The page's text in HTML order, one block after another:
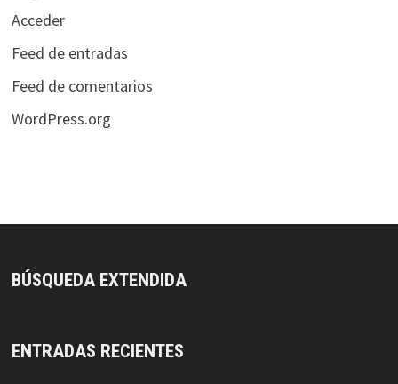
Acceder
Feed de entradas
Feed de comentarios
WordPress.org
BÚSQUEDA EXTENDIDA
ENTRADAS RECIENTES